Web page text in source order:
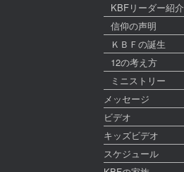
KBFリーダー紹介
信仰の声明
ＫＢＦの誕生
12の考え方
ミニストリー
メッセージ
ビデオ
キッズビデオ
スケジュール